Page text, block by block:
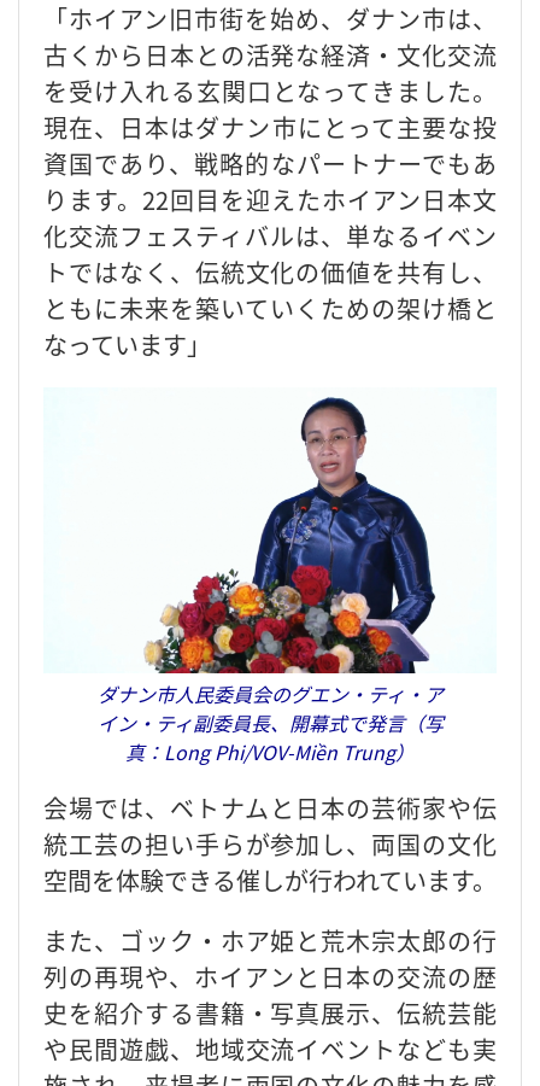
「ホイアン旧市街を始め、ダナン市は、
古くから日本との活発な経済・文化交流
を受け入れる玄関口となってきました。
現在、日本はダナン市にとって主要な投
資国であり、戦略的なパートナーでもあ
ります。22回目を迎えたホイアン日本文
化交流フェスティバルは、単なるイベン
トではなく、伝統文化の価値を共有し、
ともに未来を築いていくための架け橋と
なっています」
ダナン市人民委員会のグエン・ティ・ア
イン・ティ副委員長、開幕式で発言（写
真：Long Phi/VOV-Miền Trung）
会場では、ベトナムと日本の芸術家や伝
統工芸の担い手らが参加し、両国の文化
空間を体験できる催しが行われています。
また、ゴック・ホア姫と荒木宗太郎の行
列の再現や、ホイアンと日本の交流の歴
史を紹介する書籍・写真展示、伝統芸能
や民間遊戯、地域交流イベントなども実